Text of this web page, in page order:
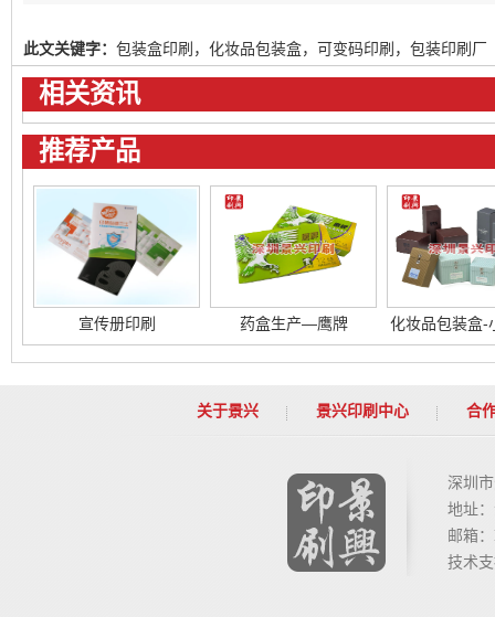
此文关键字： 包装盒印刷，化妆品包装盒，可变码印刷，包装印刷厂
相关资讯
推荐产品
宣传册印刷 药盒生产—鹰牌 化妆品包装盒-
关于景兴 景兴印刷中心 合
深圳
地址
邮箱
技术